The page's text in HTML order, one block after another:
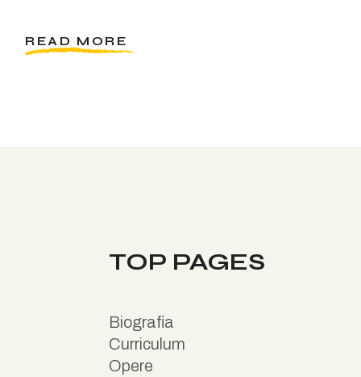
READ MORE
TOP PAGES
Biografia
Curriculum
Opere